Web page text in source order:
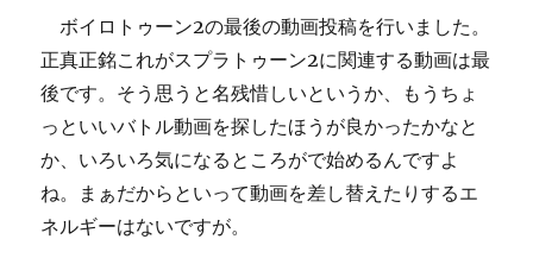
ボイロトゥーン2の最後の動画投稿を行いました。
正真正銘これがスプラトゥーン2に関連する動画は最
後です。そう思うと名残惜しいというか、もうちょ
っといいバトル動画を探したほうが良かったかなと
か、いろいろ気になるところがで始めるんですよ
ね。まぁだからといって動画を差し替えたりするエ
ネルギーはないですが。